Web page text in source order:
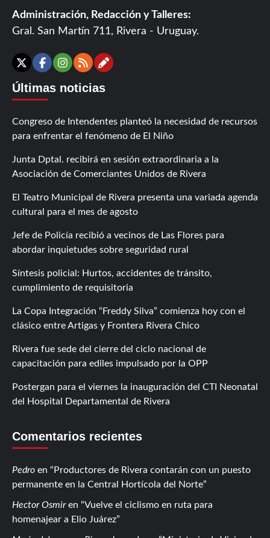
Administración, Redacción y Talleres:
Gral. San Martín 711, Rivera - Uruguay.
X Facebook
Instagram
RSSContáctanos
Últimas noticias
Congreso de Intendentes planteó la necesidad de recursos
para enfrentar el fenómeno de El Niño
Junta Dptal. recibirá en sesión extraordinaria a la
Asociación de Comerciantes Unidos de Rivera
El Teatro Municipal de Rivera presenta una variada agenda
cultural para el mes de agosto
Jefe de Policía recibió a vecinos de Las Flores para
abordar inquietudes sobre seguridad rural
Síntesis policial: Hurtos, accidentes de tránsito,
cumplimiento de requisitoria
La Copa Integración “Freddy Silva” comienza hoy con el
clásico entre Artigas y Frontera Rivera Chico
Rivera fue sede del cierre del ciclo nacional de
capacitación para ediles impulsado por la OPP
Postergan para el viernes la inauguración del CTI Neonatal
del Hospital Departamental de Rivera
Comentarios recientes
Pedro en
Productores de Rivera contarán con un puesto
permanente en la Central Hortícola del Norte
Hector Osmiren
Vuelve el ciclismo en ruta para
homenajear a Elio Juárez